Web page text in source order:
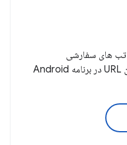
تب های سفارشی
Android برای باز کردن URL در برنامه Android